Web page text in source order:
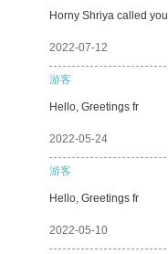
Horny Shriya called you
2022-07-12
游客
Hello, Greetings fr
2022-05-24
游客
Hello, Greetings fr
2022-05-10